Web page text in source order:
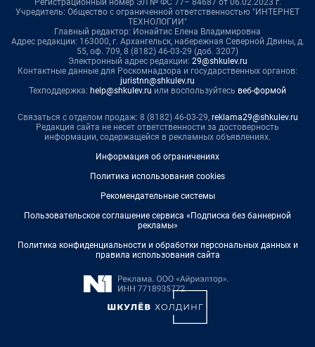
Регистрационный номер ЭЛ № ФС 77– 84687 от 06.02.2023 г.
Учредитель: Общество с ограниченной ответственностью "ИНТЕРНЕТ
ТЕХНОЛОГИИ"
Главный редактор: Ионайтис Елена Владимировна
Адрес редакции: 163000, г. Архангельск, набережная Северной Двины, д.
55, оф. 709, 8 (8182) 46-03-29 (доб. 3207)
Электронный адрес редакции: 29@shkulev.ru
Контактные данные для Роскомнадзора и государственных органов:
juristnn@shkulev.ru
Техподдержка: help@shkulev.ru или воспользуйтесь веб-формой
Связаться с отделом продаж: 8 (8182) 46-03-29, reklama29@shkulev.ru
Редакция сайта не несет ответственности за достоверность
информации, содержащейся в рекламных объявлениях.
Информация об ограничениях
Политика использования cookies
Рекомендательные системы
Пользовательское соглашение сервиса «Подписка без баннерной
рекламы»
Политика конфиденциальности и обработки персональных данных и
правила использования сайта